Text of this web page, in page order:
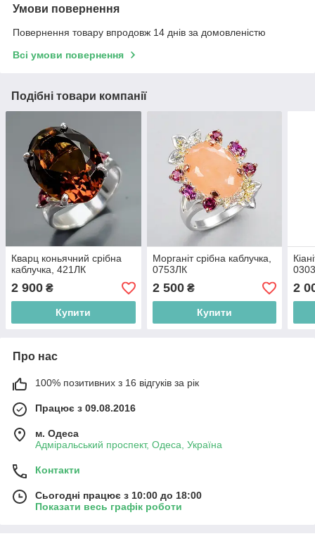
Умови повернення
Повернення товару впродовж 14 днів за домовленістю
Всі умови повернення
Подібні товари компанії
Кварц коньячний срібна
каблучка, 421ЛК
2 900 ₴
Купити
Морганіт срібна каблучка,
0753ЛК
2 500₴
Купити
2
Про нас
100% позитивних з 16 відгуків за рік
Працює з 09.08.2016
м. Одеса
Адміральський проспект, Одеса, Україна
Контакти
Сьогодні працює з 10:00 до 18:00
Показати весь графік роботи